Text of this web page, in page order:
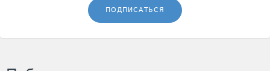
ПОДПИСАТЬСЯ